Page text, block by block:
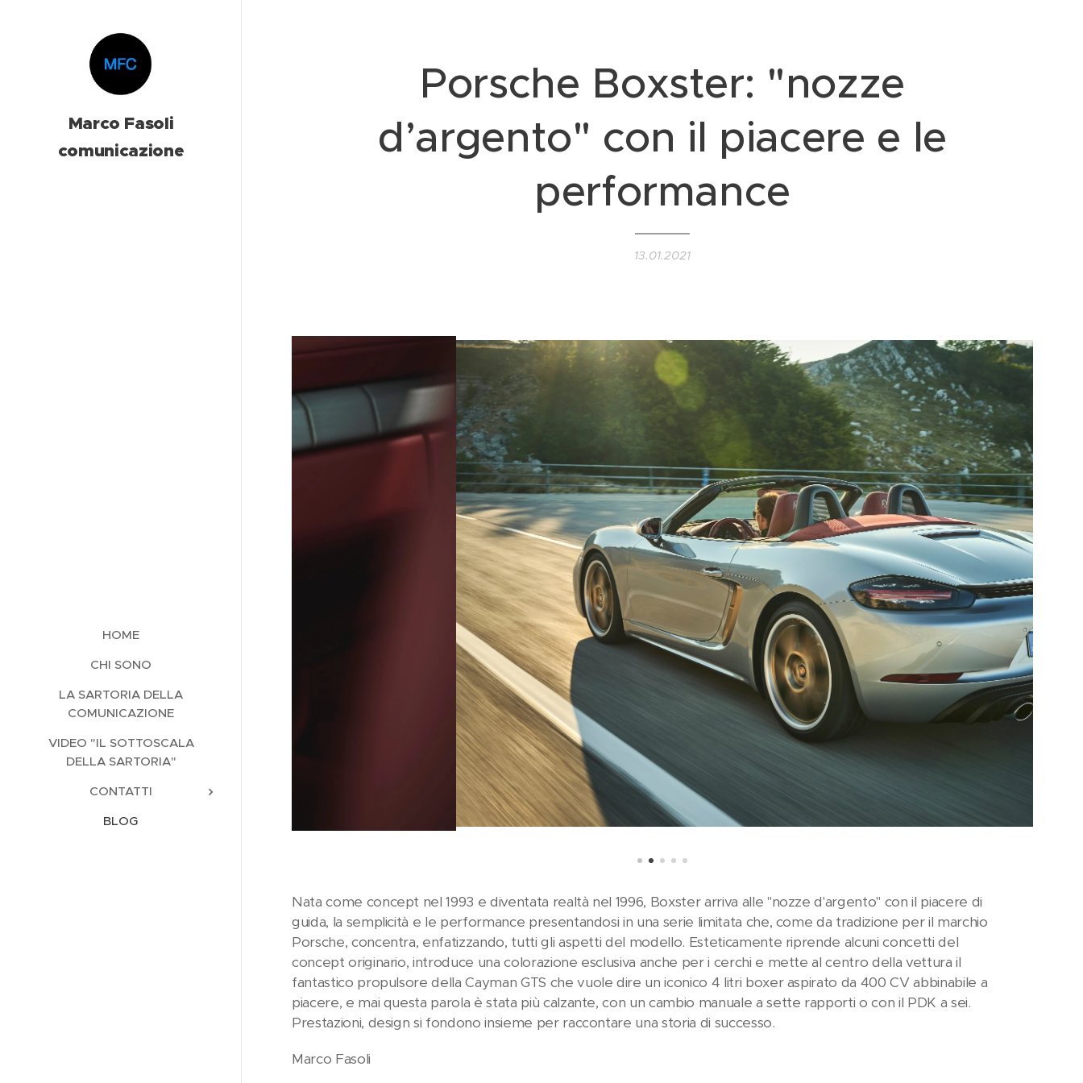
Marco Fasoli
comunicazione
HOME
CHI SONO
LA SARTORIA DELLA
COMUNICAZIONE
VIDEO "IL SOTTOSCALA
DELLA SARTORIA"
CONTATTI
BLOG
Porsche Boxster: "nozze
d’argento" con il piacere e le
performance
13.01.2021
Nata come concept nel 1993 e diventata realtà nel 1996, Boxster arriva alle "nozze d'argento" con il piacere di
guida, la semplicità e le performance presentandosi in una serie limitata che, come da tradizione per il marchio
Porsche, concentra, enfatizzando, tutti gli aspetti del modello. Esteticamente riprende alcuni concetti del
concept originario, introduce una colorazione esclusiva anche per i cerchi e mette al centro della vettura il
fantastico propulsore della Cayman GTS che vuole dire un iconico 4 litri boxer aspirato da 400 CV abbinabile a
piacere, e mai questa parola è stata più calzante, con un cambio manuale a sette rapporti o con il PDK a sei.
Prestazioni, design si fondono insieme per raccontare una storia di successo.
Marco Fasoli